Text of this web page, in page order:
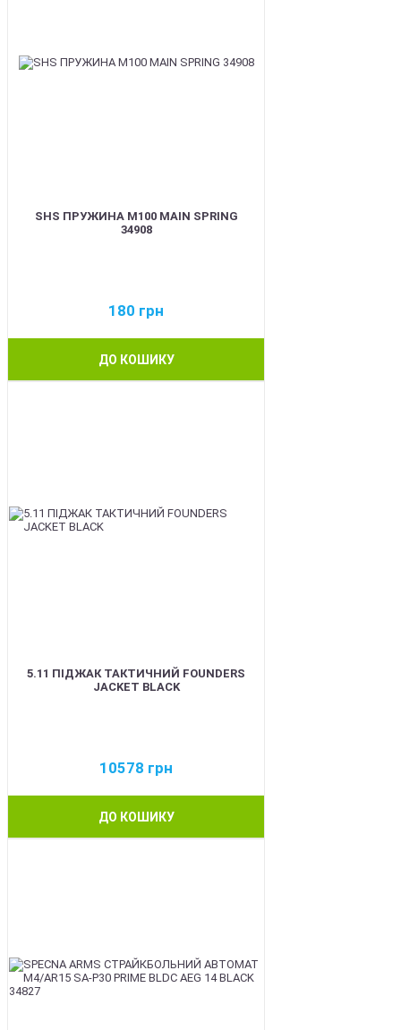
SHS ПРУЖИНА M100 MAIN SPRING
34908
180 грн
ДО КОШИКУ
5.11 ПІДЖАК ТАКТИЧНИЙ FOUNDERS
JACKET BLACK
10578 грн
ДО КОШИКУ